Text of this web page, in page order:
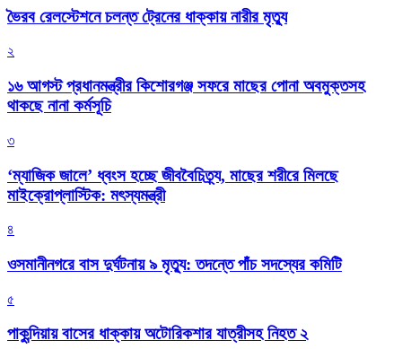
ভৈরব রেলস্টেশনে চলন্ত ট্রেনের ধাক্কায় নারীর মৃত্যু
২
১৬ আগস্ট প্রধানমন্ত্রীর কিশোরগঞ্জ সফরে মাছের পোনা অবমুক্তসহ
থাকছে নানা কর্মসূচি
৩
‘ম্যাজিক জালে’ ধ্বংস হচ্ছে জীববৈচিত্র্য, মাছের শরীরে মিলছে
মাইক্রোপ্লাস্টিক: মৎস্যমন্ত্রী
৪
ওসমানীনগরে বাস দুর্ঘটনায় ৯ মৃত্যু: তদন্তে পাঁচ সদস্যের কমিটি
৫
পাকুন্দিয়ায় বাসের ধাক্কায় অটোরিকশার যাত্রীসহ নিহত ২